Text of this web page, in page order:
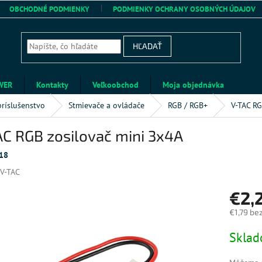
OBCHODNÉ PODMIENKY PODMIENKY OCHRANY OSOBNÝCH ÚDAJOV
HĽADAŤ
Kontakty Veľkoobchod
Moja objednávka
Stmievače a ovládače RGB / RGB+ V-TAC
RGB zosilovač mini 3x4A
V-TAC
€1,79
cena: